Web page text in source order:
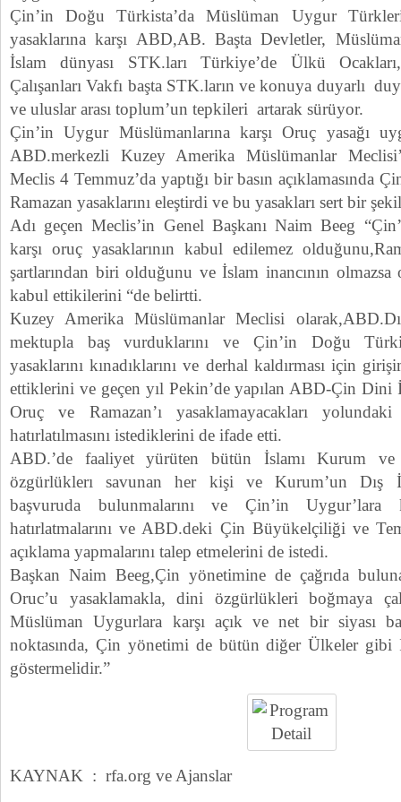
Çin’in Doğu Türkista’da Müslüman Uygur
yasaklarına karşı ABD,AB. Başta Devletler,
İslam dünyası STK.ları Türkiye’de Ülkü
Çalışanları Vakfı başta STK.ların ve konuya duyarlı
ve uluslar arası toplum’un tepkileri artarak sürüyor.
Çin’in Uygur Müslümanlarına karşı Oruç yasağı
ABD.merkezli Kuzey Amerika Müslümanlar
Meclis 4 Temmuz’da yaptığı bir basın açıklamasında
Ramazan yasaklarını eleştirdi ve bu yasakları sert bir
Adı geçen Meclis’in Genel Başkanı Naim Beeg
karşı oruç yasaklarının kabul edilemez
şartlarından biri olduğunu ve İslam inancının olmazsa
kabul ettikilerini “de belirtti.
Kuzey Amerika Müslümanlar Meclisi
mektupla baş vurduklarını ve Çin’in Doğu
yasaklarını kınadıklarını ve derhal kaldırması için
ettiklerini ve geçen yıl Pekin’de yapılan ABD-Çin Dini
Oruç ve Ramazan’ı yasaklamayacakları
hatırlatılmasını istediklerini de ifade etti.
ABD.’de faaliyet yürüten bütün İslamı Kurum ve
özgürlüklerı savunan her kişi ve Kurum’un Dış
başvuruda bulunmalarını ve Çin’in Uygur’lara
hatırlatmalarını ve ABD.deki Çin Büyükelçiliği ve
açıklama yapmalarını talep etmelerini de istedi.
Başkan Naim Beeg,Çin yönetimine de çağrıda
Oruc’u yasaklamakla, dini özgürlükleri boğmaya
Müslüman Uygurlara karşı açık ve net bir siyası
noktasında, Çin yönetimi de bütün diğer Ülkeler gibi
göstermelidir.”
KAYNAK : rfa.org ve Ajanslar